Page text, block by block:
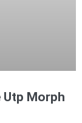
Utp Morph